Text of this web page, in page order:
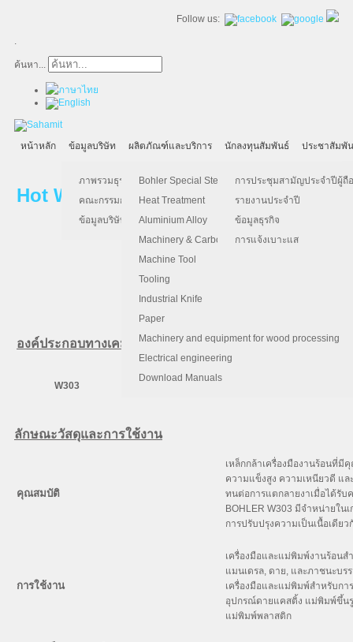
Follow us:
.
ค้นหา...
หน้าหลัก ข้อมูลบริษัท
ภาพรวมธุรกิจ
คณะกรรมการบริษัท
ข้อมูลบริษัท
ผลิตภัณฑ์และบริการ
Bohler Special Steel
Heat Treatment
Aluminium Alloy
Machinery & Carbon Steels
Machine Tool
Tooling
Industrial Knife
Paper
Machinery and equipment for wood processing
Electrical engineering
Download Manuals
นักลงทุนสัมพันธ์
การประชุมสามัญประจำปีผู้ถื
รายงานประจำปี
ข้อมูลธุรกิจ
การแจ้งเบาะแส
ประชาสัมพั
Hot Work Tool Steel (เหล็กแข็งงานร้อ
องค์ประกอบทางเคมี (เฉลี่ย %)
W303
ลักษณะวัสดุและการใช้งาน
คุณสมบัติ
เหล็กกล้าเครื่องมืองานร้อนที่
ความแข็งสูง ความเหนียวดี แ
ทนต่อการแตกลายงาเมื่อได้รั
BOHLER W303 มีจำหน่ายใน
การปรับปรุงความเป็นเนื้อเดีย
การใช้งาน
เครื่องมือและแม่พิมพ์งานร้อนส
แมนเดรล, ดาย, และภาชนะบ
เครื่องมือและแม่พิมพ์สำหรับกา
อุปกรณ์ดายแคสติ้ง แม่พิมพ์ขึ้น
แม่พิมพ์พลาสติก